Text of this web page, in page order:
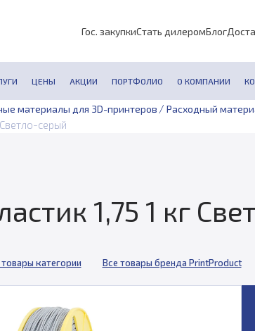
Гос. закупкиСтать дилеромБлог
ЦЕНЫ АКЦИИ ПОРТФОЛИО О КОМПАНИИ
материалы для 3D-принтеров / Расходный
Светло-серый
1,75 1 кг
категории Все товары бренда PrintProduct